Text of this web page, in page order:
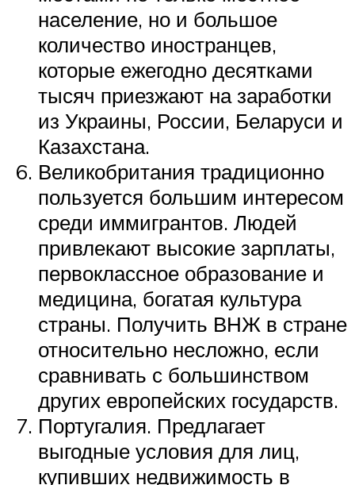
население, но и большое
количество иностранцев,
которые ежегодно десятками
тысяч приезжают на заработки
из Украины, России, Беларуси и
Казахстана.
Великобритания традиционно
пользуется большим интересом
среди иммигрантов. Людей
привлекают высокие зарплаты,
первоклассное образование и
медицина, богатая культура
страны. Получить ВНЖ в стране
относительно несложно, если
сравнивать с большинством
других европейских государств.
Португалия. Предлагает
выгодные условия для лиц,
купивших недвижимость в